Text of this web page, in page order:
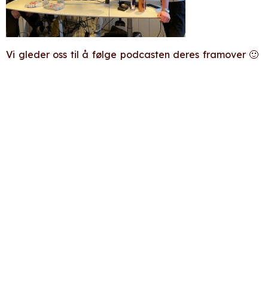
Vi gleder oss til å følge podcasten deres framover 🙂